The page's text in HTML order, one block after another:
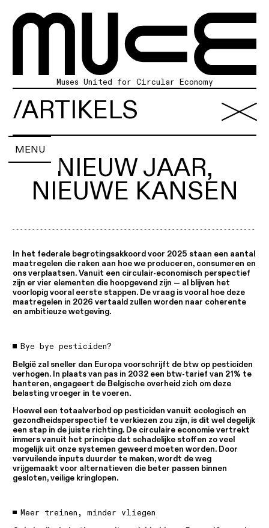
Muses United for Circular Economy
Over
Diensten
Artikels
Zoek
/ARTIKELS
MENU
NIEUW JAAR,
NIEUWE KANSEN
In het federale begrotingsakkoord voor 2025 staan een aantal
maatregelen die raken aan hoe we produceren, consumeren en
ons verplaatsen. Vanuit een circulair-economisch perspectief
zijn er vier elementen die hoopgevend zijn — al blijven het
voorlopig vooral eerste stappen. De vraag is vooral hoe deze
maatregelen in 2026 vertaald zullen worden naar coherente
en ambitieuze wetgeving.
Bye bye pesticiden?
België zal sneller dan Europa voorschrijft de btw op pesticiden
verhogen. In plaats van pas in 2032 een btw-tarief van 21% te
hanteren, engageert de Belgische overheid zich om deze
belasting vroeger in te voeren.
Hoewel een totaalverbod op pesticiden vanuit ecologisch en
gezondheidsperspectief te verkiezen zou zijn, is dit wel degelijk
een stap in de juiste richting. De circulaire economie vertrekt
immers vanuit het principe dat schadelijke stoffen zo veel
mogelijk uit onze systemen geweerd moeten worden. Door
vervuilende inputs duurder te maken, wordt de weg
vrijgemaakt voor alternatieven die beter passen binnen
gesloten, veilige kringlopen.
Meer treinen, minder vliegen